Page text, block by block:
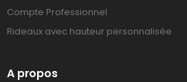
Compte Professionnel
Rideaux avec hauteur personnalisée
A propos